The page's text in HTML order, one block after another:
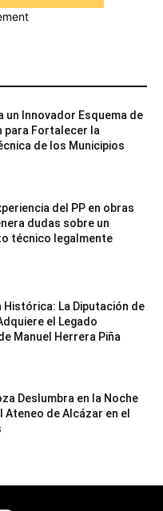
un Innovador Esquema de
para Fortalecer la
de los Municipios
del PP en obras
dudas sobre un
técnico legalmente
Histórica: La Diputación de
el Legado
Manuel Herrera Piña
Deslumbra en la Noche
Ateneo de Alcázar en el